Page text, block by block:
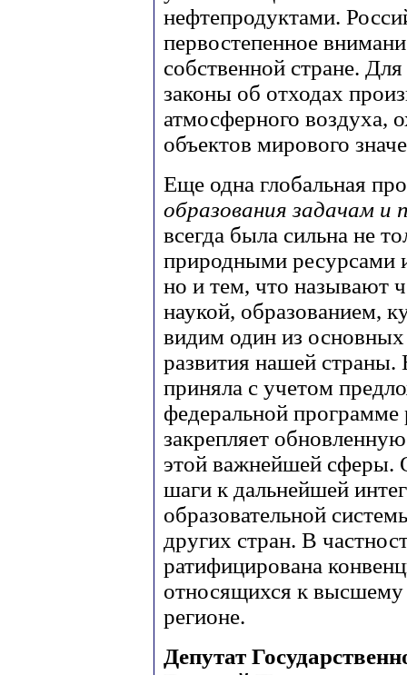
нефтепродуктами.
первостепенное
собственной стране.
законы об отходах
атмосферного воздуха,
объектов мирового
Еще одна глобальная
образования задачам
всегда была сильна не
природными ресурсами
но и тем, что называют
наукой, образованием,
видим один из
развития нашей страны.
приняла с учетом
федеральной программе
закрепляет
этой важнейшей сферы.
шаги к дальнейшей
образовательной
других стран. В
ратифицирована
относящихся к
регионе.
Депутат